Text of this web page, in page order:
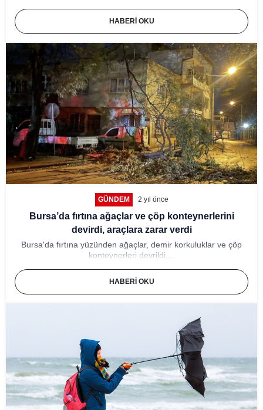
HABERI OKU
GÜNDEM 2 yıl önce
Bursa’da fırtına ağaçlar ve çöp konteynerlerini
devirdi, araçlara zarar verdi
Bursa'da fırtına yüzünden ağaçlar, demir korkuluklar ve çöp
konteynerleri devrildi,...
HABERI OKU